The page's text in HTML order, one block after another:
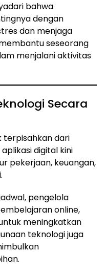
bahwa
dengan
dan menjaga
seseorang
menjalani aktivitas
Secara
terpisahkan dari
digital kini
pekerjaan, keuangan,
pengelola
online,
meningkatkan
teknologi juga